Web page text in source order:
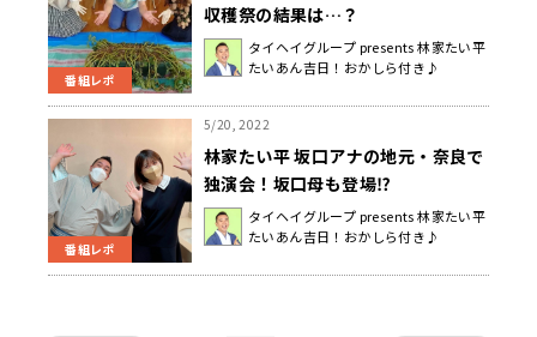
番組レポ
収穫祭の結果は…？
タイヘイグループ presents 林家たい平
たいあん吉日！おかしら付き♪
番組レポ
5/20, 2022
林家たい平 坂口アナの地元・奈良で
独演会！坂口母も登場⁉
タイヘイグループ presents 林家たい平
たいあん吉日！おかしら付き♪